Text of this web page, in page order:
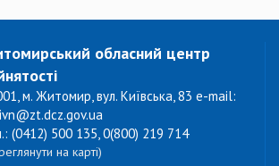
обласний центр
м. Житомир, вул. Київська, 83 e-mail:
(0412) 500 135, 0(800) 219 714
на карті)